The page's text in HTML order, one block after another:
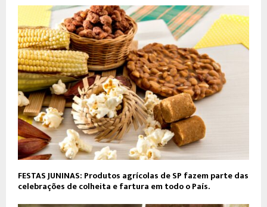
FESTAS JUNINAS: Produtos agrícolas de SP fazem parte das
celebrações de colheita e fartura em todo o País.